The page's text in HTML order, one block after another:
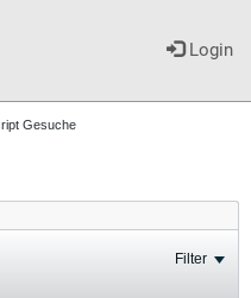
Login
Gesuche
Filter